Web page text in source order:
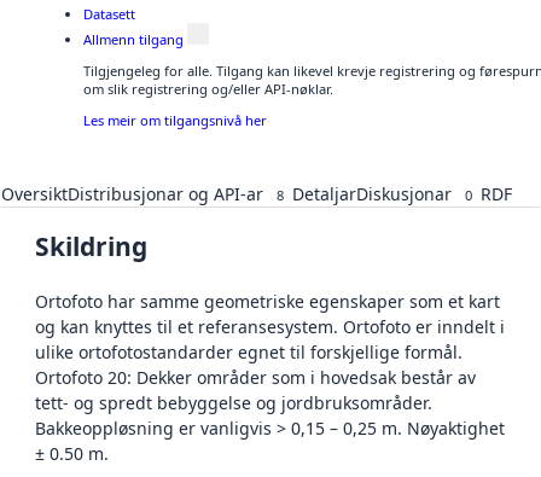
Datasett
Allmenn tilgang
Tilgjengeleg for alle. Tilgang kan likevel krevje registrering og
om slik registrering og/eller API-nøklar.
Les meir om tilgangsnivå her
OversiktDistribusjonar og API-ar 8 DetaljarDiskusjonar 0 RDF
Skildring
Ortofoto har samme geometriske egenskaper som et kart
og kan knyttes til et referansesystem. Ortofoto er inndelt i
ulike ortofotostandarder egnet til forskjellige formål.
Ortofoto 20: Dekker områder som i hovedsak består av
tett- og spredt bebyggelse og jordbruksområder.
Bakkeoppløsning er vanligvis > 0,15 – 0,25 m. Nøyaktighet
± 0.50 m.